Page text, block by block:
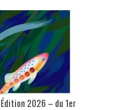
2026 – du 1er